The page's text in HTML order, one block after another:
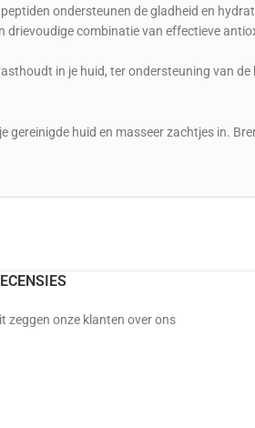
peptiden ondersteunen de gladheid en
drievoudige combinatie van effectieve
in je huid, ter ondersteuning van de
gereinigde huid en masseer zachtjes in.
zeggen onze klanten over ons